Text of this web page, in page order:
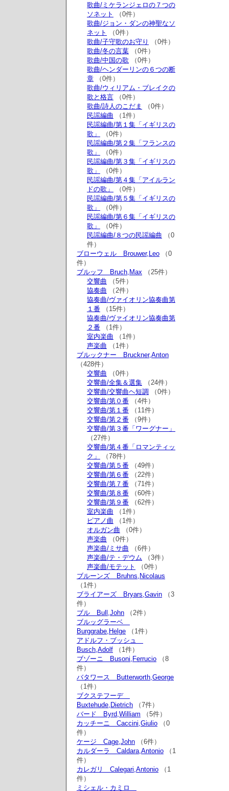
歌曲/ミケランジェロの７つの
ソネット
（0件）
歌曲/ジョン・ダンの神聖なソ
ネット
（0件）
歌曲/子守歌のお守り
（0件）
歌曲/冬の言葉 （0件）
歌曲/中国の歌 （0件）
歌曲/ヘンダーリンの６つの断
章 （0件）
歌曲/ウィリアム・ブレイクの
歌と格言 （0件）
歌曲/詩人のこだま
（0件）
民謡編曲 （1件）
民謡編曲/第１集「イギリスの
歌」
（0件）
民謡編曲/第２集「フランスの
歌」
（0件）
民謡編曲/第３集「イギリスの
歌」
（0件）
民謡編曲/第４集「アイルラン
ドの歌」
（0件）
民謡編曲/第５集「イギリスの
歌」
（0件）
民謡編曲/第６集「イギリスの
歌」
（0件）
民謡編曲/８つの民謡編曲 （0
件）
ブローウェル Brouwer,Leo （0
件）
ブルッフ Bruch,Max （25件）
交響曲 （5件）
協奏曲 （2件）
協奏曲/ヴァイオリン協奏曲第
１番 （15件）
協奏曲/ヴァイオリン協奏曲第
２番 （1件）
室内楽曲 （1件）
声楽曲 （1件）
ブルックナー Bruckner,Anton
（428件）
交響曲 （0件）
交響曲/全集＆選集 （24件）
交響曲/交響曲ヘ短調 （0件）
交響曲/第０番 （4件）
交響曲/第１番 （11件）
交響曲/第２番 （9件）
交響曲/第３番「ワーグナー」
（27件）
交響曲/第４番「ロマンティッ
ク」
（78件）
交響曲/第５番 （49件）
交響曲/第６番 （22件）
交響曲/第７番 （71件）
交響曲/第８番 （60件）
交響曲/第９番 （62件）
室内楽曲 （1件）
ピアノ曲 （1件）
オルガン曲 （0件）
声楽曲 （0件）
声楽曲/ミサ曲 （6件）
声楽曲/テ・デウム （3件）
声楽曲/モテット
（0件）
ブルーンズ Bruhns,Nicolaus
（1件）
ブライアーズ Bryars,Gavin （3
件）
ブル Bull,John （2件）
ブルッグラーベ
Burggrabe,Helge （1件）
アドルフ・ブッシュ
Busch,Adolf （1件）
ブゾーニ Busoni,Ferrucio （8
件）
バタワース Butterworth,George
（1件）
ブクステフーデ
Buxtehude,Dietrich （7件）
バード Byrd,William （5件）
カッチーニ Caccini,Giulio （0
件）
ケージ Cage,John （6件）
カルダーラ Caldara,Antonio （1
件）
カレガリ Calegari,Antonio （1
件）
ミシェル・カミロ